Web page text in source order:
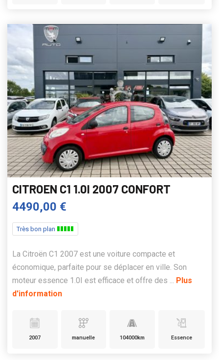
CITROEN C1 1.0I 2007 CONFORT
4490,00 €
Très bon plan
La Citroën C1 2007 est une voiture compacte et
économique, parfaite pour se déplacer en ville. Son
moteur essence 1.0I est efficace et offre des ... Plus
d'information
2007 manuelle 104000km Essence